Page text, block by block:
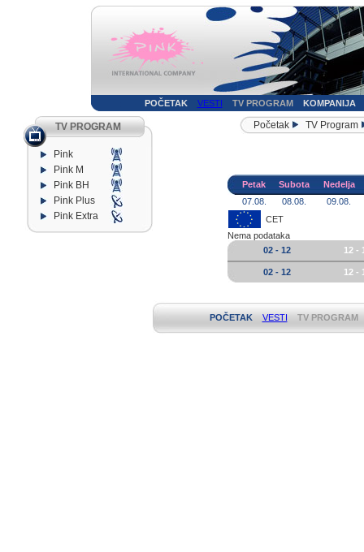
POČETAK VESTI TV PROGRAM KOMPANIJA
TV PROGRAM
Pink
Pink M
Pink BH
Pink Plus
Pink Extra
Početak TV Program
Petak Subota
Nedelja
07.08.
08.08.
09.08.
CET
Nema podataka
02 - 12
12 -
02 - 12 12 -
POČETAK VESTI TV PROGRAM